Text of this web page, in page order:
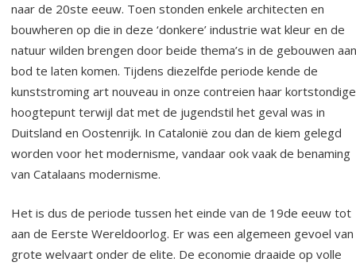
naar de 20ste eeuw. Toen stonden enkele architecten en
bouwheren op die in deze ‘donkere’ industrie wat kleur en de
natuur wilden brengen door beide thema’s in de gebouwen aan
bod te laten komen. Tijdens diezelfde periode kende de
kunststroming art nouveau in onze contreien haar kortstondige
hoogtepunt terwijl dat met de jugendstil het geval was in
Duitsland en Oostenrijk. In Catalonië zou dan de kiem gelegd
worden voor het modernisme, vandaar ook vaak de benaming
van Catalaans modernisme.
Het is dus de periode tussen het einde van de 19de eeuw tot
aan de Eerste Wereldoorlog. Er was een algemeen gevoel van
grote welvaart onder de elite. De economie draaide op volle